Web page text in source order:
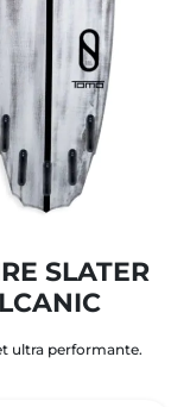
SLATER
ultra performante.